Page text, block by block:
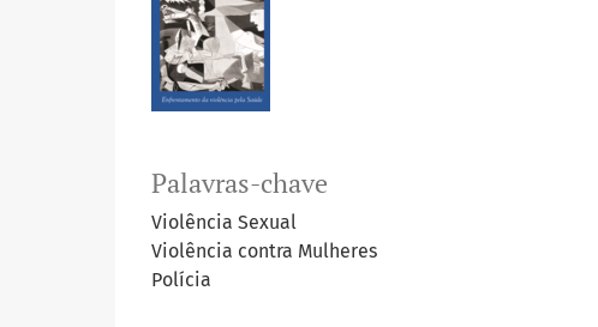
Palavras-chave
Violência Sexual
Violência contra Mulheres
Polícia